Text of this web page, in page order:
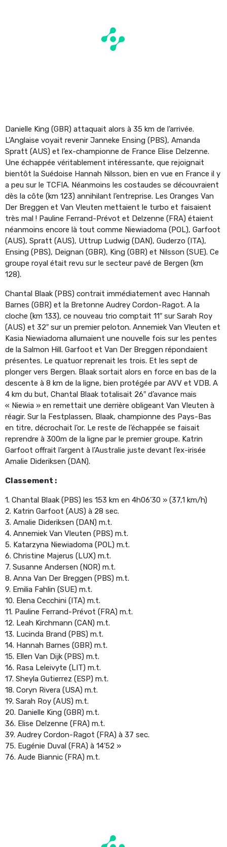
Danielle King (GBR) attaquait alors à 35 km de l’arrivée.
L’Anglaise voyait revenir Janneke Ensing (PBS), Amanda
Spratt (AUS) et l’ex-championne de France Elise Delzenne.
Une échappée véritablement intéressante, que rejoignait
bientôt la Suédoise Hannah Nilsson, bien en vue en France il y
a peu sur le TCFIA. Néanmoins les costaudes se découvraient
dès la côte (km 123) annihilant l’entreprise. Les Oranges Van
Der Breggen et Van Vleuten mettaient le turbo et faisaient
très mal ! Pauline Ferrand-Prévot et Delzenne (FRA) étaient
néanmoins encore là tout comme Niewiadoma (POL), Garfoot
(AUS), Spratt (AUS), Uttrup Ludwig (DAN), Guderzo (ITA),
Ensing (PBS), Deignan (GBR), King (GBR) et Nilsson (SUE). Ce
groupe royal était revu sur le secteur pavé de Bergen (km
128).
Chantal Blaak (PBS) contrait immédiatement avec Hannah
Barnes (GBR) et la Bretonne Audrey Cordon-Ragot. A la
cloche (km 133), ce nouveau trio comptait 11″ sur Sarah Roy
(AUS) et 32″ sur un premier peloton. Annemiek Van Vleuten et
Kasia Niewiadoma allumaient une nouvelle fois sur les pentes
de la Salmon Hill. Garfoot et Van Der Breggen répondaient
présentes. Le quatuor reprenait les trois. Et les sept de
plonger vers Bergen. Blaak sortait alors en force en bas de la
descente à 8 km de la ligne, bien protégée par AVV et VDB. A
4 km du but, Chantal Blaak totalisait 26″ d’avance mais
« Niewia » en remettait une derrière obligeant Van Vleuten à
réagir. Sur la Festplassen, Blaak, championne des Pays-Bas
en titre, décrochait l’or. Le reste de l’échappée se faisait
reprendre à 300m de la ligne par le premier groupe. Katrin
Garfoot offrait l’argent à l’Australie juste devant l’ex-irisée
Amalie Dideriksen (DAN).
Classement :
1. Chantal Blaak (PBS) les 153 km en 4h06’30 » (37,1 km/h)
2. Katrin Garfoot (AUS) à 28 sec.
3. Amalie Dideriksen (DAN) m.t.
4. Annemiek Van Vleuten (PBS) m.t.
5. Katarzyna Niewiadoma (POL) m.t.
6. Christine Majerus (LUX) m.t.
7. Susanne Andersen (NOR) m.t.
8. Anna Van Der Breggen (PBS) m.t.
9. Emilia Fahlin (SUE) m.t.
10. Elena Cecchini (ITA) m.t.
11. Pauline Ferrand-Prévot (FRA) m.t.
12. Leah Kirchmann (CAN) m.t.
13. Lucinda Brand (PBS) m.t.
14. Hannah Barnes (GBR) m.t.
15. Ellen Van Dijk (PBS) m.t.
16. Rasa Leleivyte (LIT) m.t.
17. Sheyla Gutierrez (ESP) m.t.
18. Coryn Rivera (USA) m.t.
19. Sarah Roy (AUS) m.t.
20. Danielle King (GBR) m.t.
36. Elise Delzenne (FRA) m.t.
39. Audrey Cordon-Ragot (FRA) à 37 sec.
75. Eugénie Duval (FRA) à 14’52 »
76. Aude Biannic (FRA) m.t.